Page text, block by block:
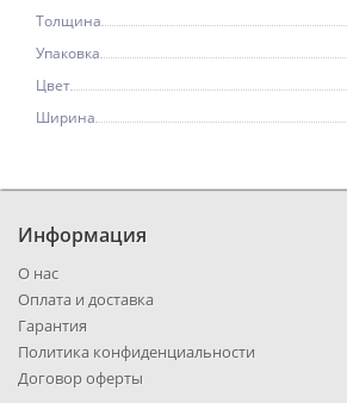
Толщина
Упаковка
Цвет
Ширина
Информация
О нас
Оплата и доставка
Гарантия
Политика конфиденциальности
Договор оферты